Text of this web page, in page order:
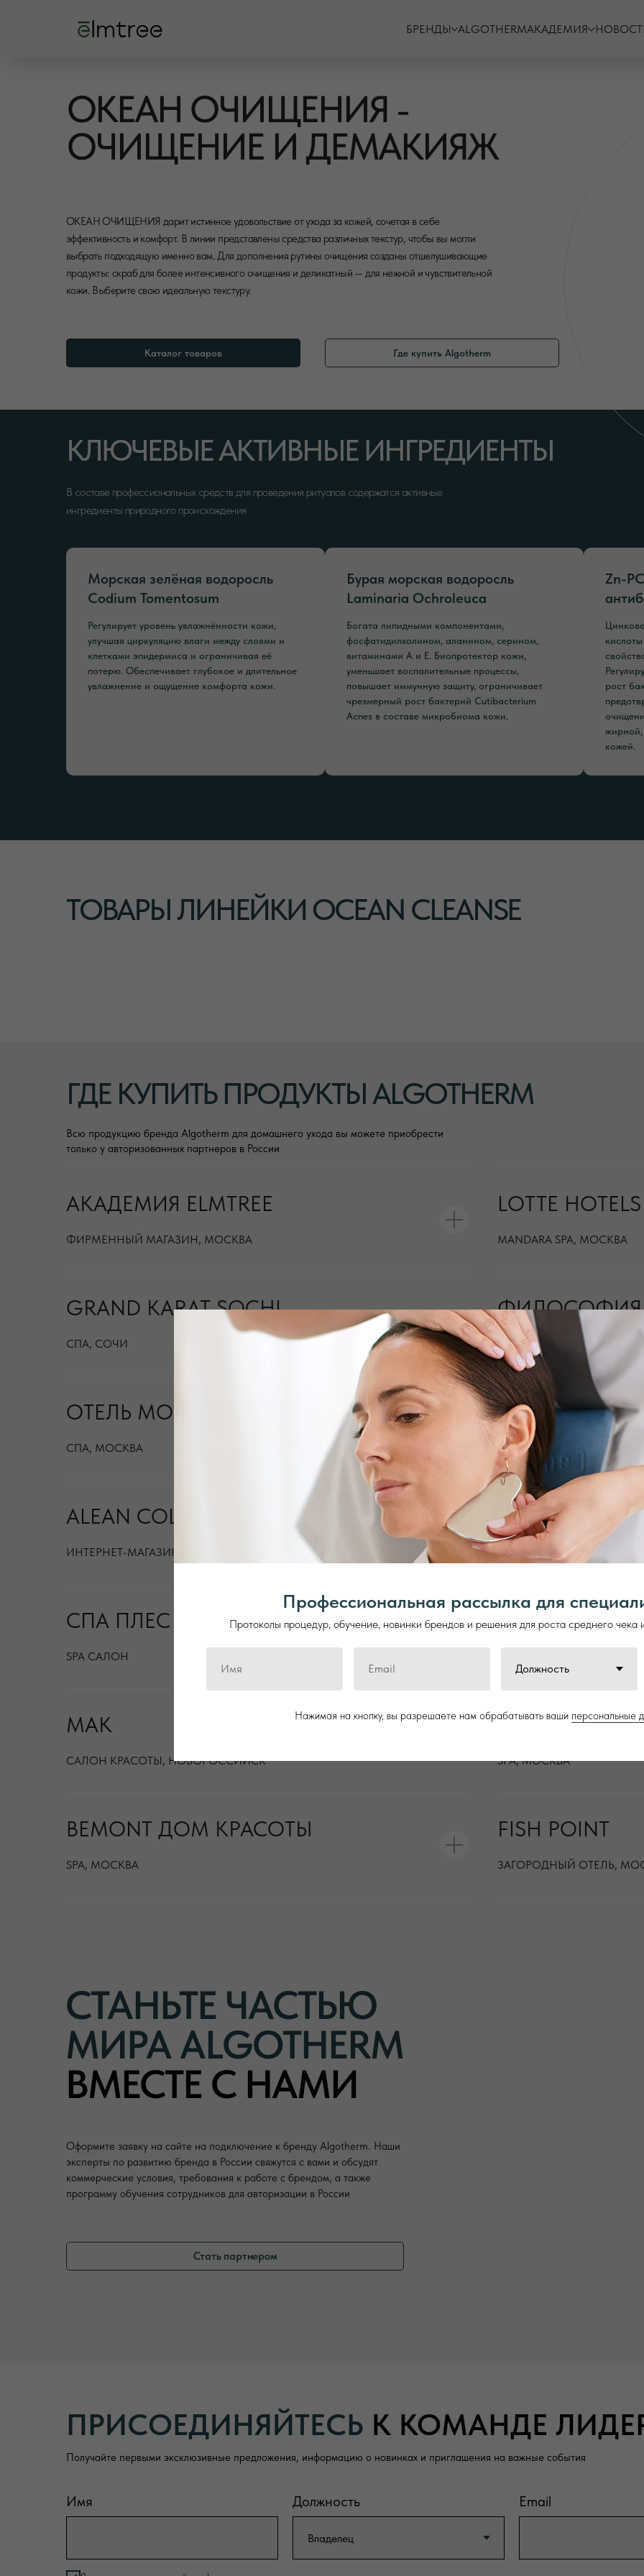
БРЕНДЫ ALGOTHERMАКАДЕМИЯ
ОКЕАН ОЧИЩЕНИЯ -
ОЧИЩЕНИЕ И ДЕМАКИЯЖ
ОКЕАН ОЧИЩЕНИЯ дарит истинное удовольствие от ухода за кожей, сочетая в себе
эффективность и комфорт. В линии представлены средства различных текстур, чтобы вы могли
выбрать подходящую именно вам. Для дополнения рутины очищения созданы отшелушивающие
продукты: скраб для более интенсивного очищения и деликатный — для нежной и чувствительной
кожи. Выберите свою идеальную текстуру.
Каталог товаров Где купить Algotherm
КЛЮЧЕВЫЕ АКТИВНЫЕ ИНГРЕДИЕНТЫ
В составе профессиональных средств для проведения ритуалов содержатся активные
ингредиенты природного происхождения
Морская зелёная водоросль
Codium Tomentosum
Регулирует уровень увлажнённости кожи,
улучшая циркуляцию влаги между слоями и
клетками эпидермиса и ограничивая её
потерю. Обеспечивает глубокое и длительное
увлажнение и ощущение комфорта кожи.
Бурая морская водоросль
Laminaria Оchroleuca
Богата липидными компонентами,
фосфатидилхолином, аланином, серином,
витаминами А и Е. Биопротектор кожи,
уменьшает воспалительные процессы,
повышает иммунную защиту, ограничивает
чрезмерный рост бактерий Cutibacterium
Аcnes в составе микробиома кожи.
Zn-
рост
жирной,
кожей.
ТОВАРЫ ЛИНЕЙКИ OCEAN CLEANSE
ГДЕ КУПИТЬ ПРОДУКТЫ ALGOTHERM
Всю продукцию бренда Algotherm для домашнего ухода вы можете приобрести
только у авторизованных партнеров в России
АКАДЕМИЯ ELMTREE
ФИРМЕННЫЙ МАГАЗИН, МОСКВА
LOTTE HOTELS
MANDARA SPA, МОСКВА
GRAND KARAT SOCHI
СПА, СОЧИ
ФИЛОСОФИЯ
САЛОН КРАСОТЫ,
ОТЕЛЬ МОНАРХ
СПА, МОСКВА
PRIME SPORT &
ФИТНЕС КЛУБ & СПА
ALEAN COLLECTION
ИНТЕРНЕТ-МАГАЗИН
KAMIN SPA &
ФИРМЕННЫЙ МАГАЗИН И
СПА ПЛЕС ОТЕЛЬ / ТАМБОВ
SPA САЛОН
NATURA
МАК
САЛОН КРАСОТЫ, НОВОРОССИЙСК
MIR SPA AND
SPA, МОСКВА
BEMONT ДОМ КРАСОТЫ
SPA, МОСКВА
FISH POINT
ЗАГОРОДНЫЙ ОТЕЛЬ,
СТАНЬТЕ ЧАСТЬЮ
МИРА ALGOTHERM
ВМЕСТЕ С НАМИ
Стать партнером
Оформите заявку на сайте на подключение к бренду Algotherm. Наши
эксперты по развитию бренда в России свяжутся с вами и обсудят
коммерческие условия, требования к работе с брендом, а также
программу обучения сотрудников для авторизации в России
Профессиональная рассылка для
Протоколы процедур, обучение, новинки брендов и решения для роста среднего чека
Нажимая на кнопку, вы разрешаете нам обрабатывать ваши персональные
ПРИСОЕДИНЯЙТЕСЬ К КОМАНДЕ
Получайте первыми эксклюзивные предложения, информацию о новинках и приглашения на важные события
Имя Должность Email